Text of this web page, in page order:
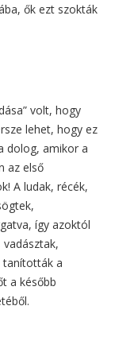
ők ezt szokták
volt, hogy
lehet, hogy ez
dolog, amikor a
az első
A ludak, récék,
így azoktól
tanították a
a később